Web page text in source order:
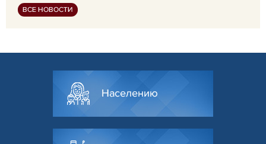
ВСЕ НОВОСТИ
Населению